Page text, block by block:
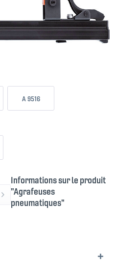
A 9516
Informations sur le produit
"Agrafeuses
pneumatiques"